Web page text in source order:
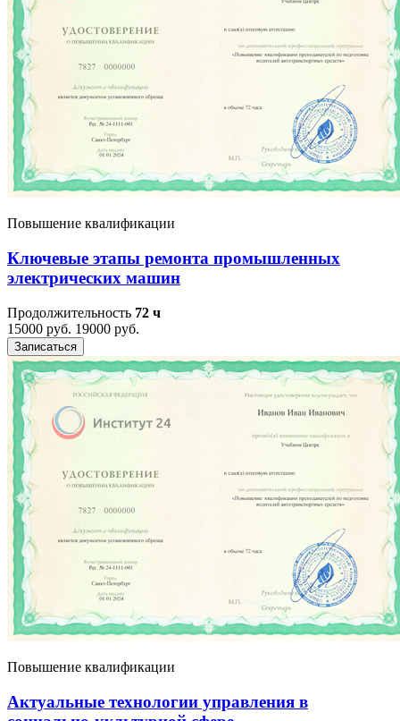
Повышение квалификации
Ключевые этапы ремонта промышленных
электрических машин
Продолжительность 72 ч
15000 руб. 19000 руб.
Записаться
Повышение квалификации
Актуальные технологии управления в